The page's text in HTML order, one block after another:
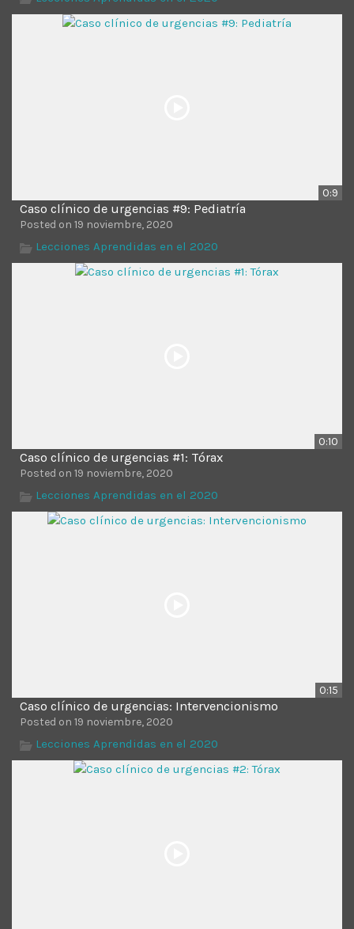
0:9
Caso clínico de urgencias #9: Pediatría
Posted on 19 noviembre, 2020
Lecciones Aprendidas en el 2020
0:10
Caso clínico de urgencias #1: Tórax
Posted on 19 noviembre, 2020
Lecciones Aprendidas en el 2020
0:15
Caso clínico de urgencias: Intervencionismo
Posted on 19 noviembre, 2020
Lecciones Aprendidas en el 2020